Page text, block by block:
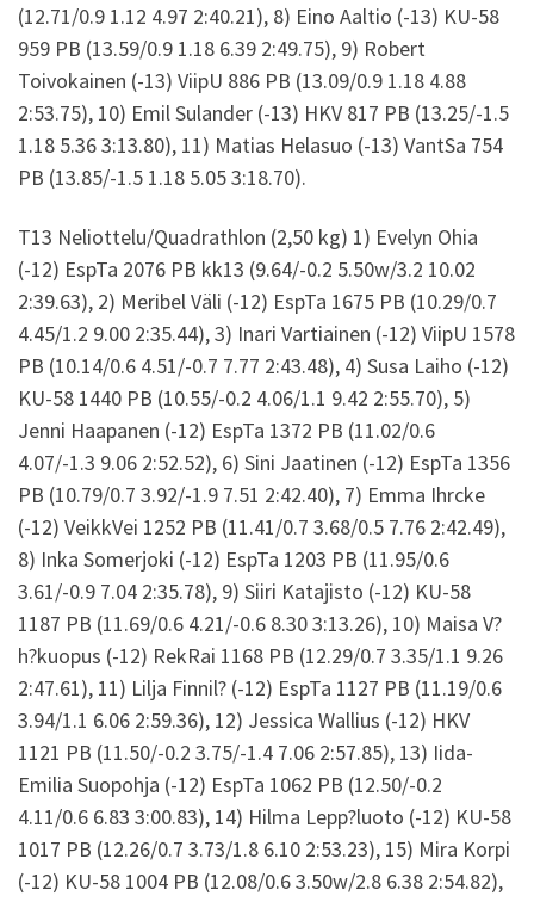
(12.71/0.9 1.12 4.97 2:40.21), 8) Eino Aaltio (-13) KU-58
959 PB (13.59/0.9 1.18 6.39 2:49.75), 9) Robert
Toivokainen (-13) ViipU 886 PB (13.09/0.9 1.18 4.88
2:53.75), 10) Emil Sulander (-13) HKV 817 PB (13.25/-1.5
1.18 5.36 3:13.80), 11) Matias Helasuo (-13) VantSa 754
PB (13.85/-1.5 1.18 5.05 3:18.70).
T13 Neliottelu/Quadrathlon (2,50 kg) 1) Evelyn Ohia
(-12) EspTa 2076 PB kk13 (9.64/-0.2 5.50w/3.2 10.02
2:39.63), 2) Meribel Väli (-12) EspTa 1675 PB (10.29/0.7
4.45/1.2 9.00 2:35.44), 3) Inari Vartiainen (-12) ViipU 1578
PB (10.14/0.6 4.51/-0.7 7.77 2:43.48), 4) Susa Laiho (-12)
KU-58 1440 PB (10.55/-0.2 4.06/1.1 9.42 2:55.70), 5)
Jenni Haapanen (-12) EspTa 1372 PB (11.02/0.6
4.07/-1.3 9.06 2:52.52), 6) Sini Jaatinen (-12) EspTa 1356
PB (10.79/0.7 3.92/-1.9 7.51 2:42.40), 7) Emma Ihrcke
(-12) VeikkVei 1252 PB (11.41/0.7 3.68/0.5 7.76 2:42.49),
8) Inka Somerjoki (-12) EspTa 1203 PB (11.95/0.6
3.61/-0.9 7.04 2:35.78), 9) Siiri Katajisto (-12) KU-58
1187 PB (11.69/0.6 4.21/-0.6 8.30 3:13.26), 10) Maisa V?
h?kuopus (-12) RekRai 1168 PB (12.29/0.7 3.35/1.1 9.26
2:47.61), 11) Lilja Finnil? (-12) EspTa 1127 PB (11.19/0.6
3.94/1.1 6.06 2:59.36), 12) Jessica Wallius (-12) HKV
1121 PB (11.50/-0.2 3.75/-1.4 7.06 2:57.85), 13) Iida-
Emilia Suopohja (-12) EspTa 1062 PB (12.50/-0.2
4.11/0.6 6.83 3:00.83), 14) Hilma Lepp?luoto (-12) KU-58
1017 PB (12.26/0.7 3.73/1.8 6.10 2:53.23), 15) Mira Korpi
(-12) KU-58 1004 PB (12.08/0.6 3.50w/2.8 6.38 2:54.82),